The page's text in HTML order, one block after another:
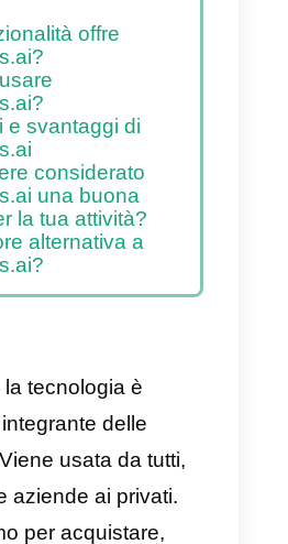
offre
usare
e svantaggi di
una buona
per la tua attività?
alternativa a